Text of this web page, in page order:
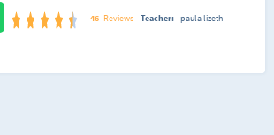
en este curso. Es un curso en el que se utilizan las
herramientas que nos ofrece la tecnología, realizamos
pueda aprender de manera rápida sobre ortografía y
46 Reviews Teacher: paula lizeth